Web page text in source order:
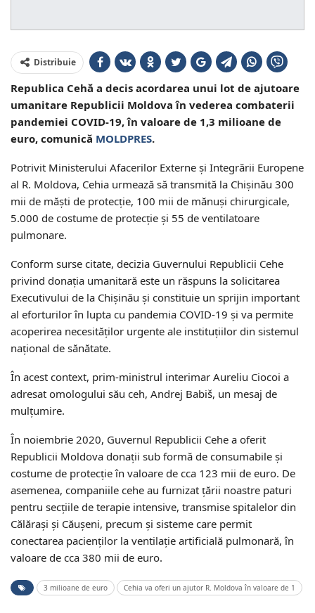
Distribuie
Republica Cehă a decis acordarea unui lot de ajutoare
umanitare Republicii Moldova în vederea combaterii
pandemiei COVID-19, în valoare de 1,3 milioane de
euro, comunică MOLDPRES.
Potrivit Ministerului Afacerilor Externe și Integrării Europene
al R. Moldova, Cehia urmează să transmită la Chișinău 300
mii de măști de protecție, 100 mii de mănuși chirurgicale,
5.000 de costume de protecție și 55 de ventilatoare
pulmonare.
Conform surse citate, decizia Guvernului Republicii Cehe
privind donația umanitară este un răspuns la solicitarea
Executivului de la Chișinău și constituie un sprijin important
al eforturilor în lupta cu pandemia COVID-19 și va permite
acoperirea necesităților urgente ale instituțiilor din sistemul
național de sănătate.
În acest context, prim-ministrul interimar Aureliu Ciocoi a
adresat omologului său ceh, Andrej Babiš, un mesaj de
mulțumire.
În noiembrie 2020, Guvernul Republicii Cehe a oferit
Republicii Moldova donații sub formă de consumabile și
costume de protecție în valoare de cca 123 mii de euro. De
asemenea, companiile cehe au furnizat țării noastre paturi
pentru secțiile de terapie intensive, transmise spitalelor din
Călărași și Căușeni, precum și sisteme care permit
conectarea pacienților la ventilație artificială pulmonară, în
valoare de cca 380 mii de euro.
3 milioane de euro Cehia va oferi un ajutor R. Moldova în valoare de 1